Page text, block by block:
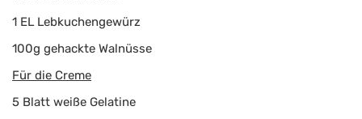
1 EL Lebkuchengewürz
100g gehackte Walnüsse
Für die Creme
5 Blatt weiße Gelatine